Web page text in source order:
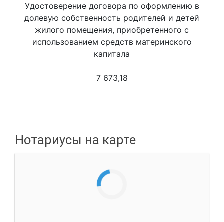
Удостоверение договора по оформлению в
долевую собственность родителей и детей
жилого помещения, приобретенного с
использованием средств материнского
капитала
7 673,18
Нотариусы на карте